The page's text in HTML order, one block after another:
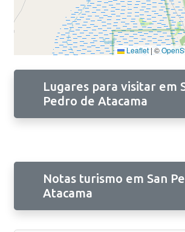
Leaflet|©
Lugares para visitar em
Pedro de Atacama
Notas turismo em San
Atacama